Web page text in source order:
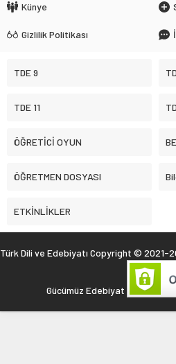
Künye
Gizlilik Politikası
TDE 9
TDE 11
ÖĞRETİCİ OYUN
ÖĞRETMEN DOSYASI
ETKİNLİKLER
Türk Dili ve Edebiyatı Copyright © 2021-
Gücümüz Edebiyat